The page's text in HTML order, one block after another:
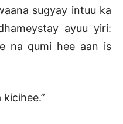
sugyay intuu ka
ayuu yiri:
na qumi hee aan is
kicihee.”